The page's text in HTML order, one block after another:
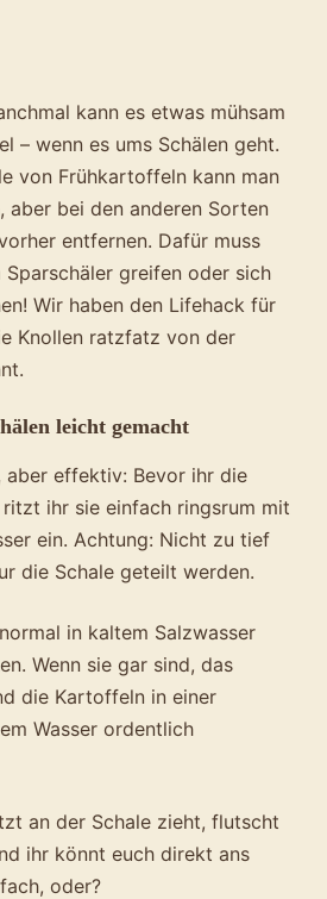
kann es etwas mühsam
– wenn es ums Schälen geht.
von Frühkartoffeln kann man
aber bei den anderen Sorten
entfernen. Dafür muss
greifen oder sich
Wir haben den Lifehack für
Knollen ratzfatz von der
leicht gemacht
aber effektiv: Bevor ihr die
ihr sie einfach ringsrum mit
ein. Achtung: Nicht zu tief
die Schale geteilt werden.
in kaltem Salzwasser
Wenn sie gar sind, das
die Kartoffeln in einer
Wasser ordentlich
an der Schale zieht, flutscht
ihr könnt euch direkt ans
oder?